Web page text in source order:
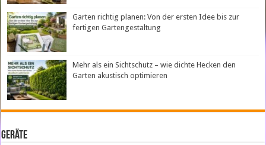
Garten richtig planen: Von der ersten Idee bis zur
fertigen Gartengestaltung
Mehr als ein Sichtschutz – wie dichte Hecken den
Garten akustisch optimieren
Geräte